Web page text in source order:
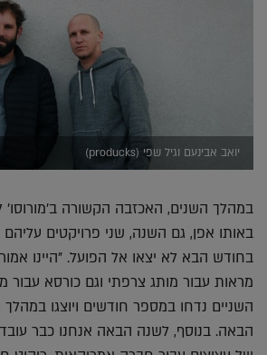
יואב אבינעם וגיל שפי (producks)
במהלך השנים, האכזבה הקשורה ב'מורוסו'
באותו אפן, גם השנה, שני פרויקטים
בחודש הבא לא יצאו אל הפועל. "היינו
מראות עבור מותג צרפתי וגם כורסא עבור
השניים נדחו במספר חודשים ויוצגו
הבאה. בנוסף, לשנה הבאה אנחנו כבר